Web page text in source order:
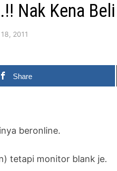
Nak Kena
2011
Share
beronline.
tetapi monitor blank je.